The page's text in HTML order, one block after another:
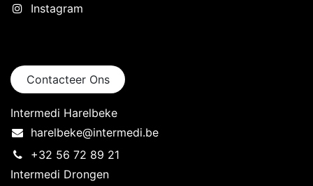
Instagram
Contacteer Ons
Intermedi Harelbeke
harelbeke@intermedi.be
+32 56 72 89 21
Intermedi Drongen